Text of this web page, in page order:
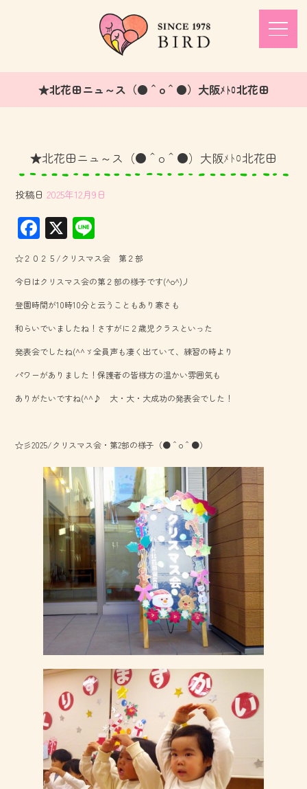
★北花田ニュ～ス（●＾o＾●）大阪ﾒﾄﾛ北花田
★北花田ニュ～ス（●＾o＾●）大阪ﾒﾄﾛ北花田
投稿日 2025年12月9日
F
ac
e
b
o
ok
X
ne
☆２０２５/クリスマス会 第２部
今日はクリスマス会の第２部の様子です(^o^)丿
登園時間が10時10分と云うこともあり寒さも
和らいでいましたね！さすがに２歳児クラスといった
発表会でしたね(^^ゞ全員声も凄く出ていて、練習の時より
パワーがありました！保護者の皆様方の温かい雰囲気も
ありがたいですね(^^♪ 大・大・大成功の発表会でした！
☆彡2025/クリスマス会・第2部の様子（●＾o＾●）